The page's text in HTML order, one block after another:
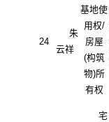
24
朱
云祥
基地使
用权/
房屋
(构筑
物)所
有权
宅